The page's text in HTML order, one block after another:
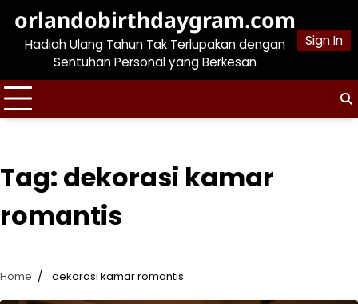
content
orlandobirthdaygram.com
Hadiah Ulang Tahun Tak Terlupakan dengan
Sentuhan Personal yang Berkesan
Sign In
Tag: dekorasi kamar
romantis
Home dekorasi kamar romantis